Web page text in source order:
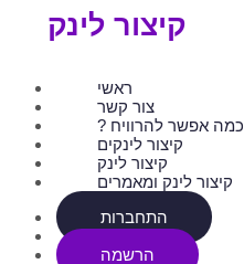
קיצור לינק
ראשי
צור קשר
? כמה אפשר להרוויח
קיצור לינקים
קיצור לינק
קיצור לינק ומאמרים
התחברות
הרשמה